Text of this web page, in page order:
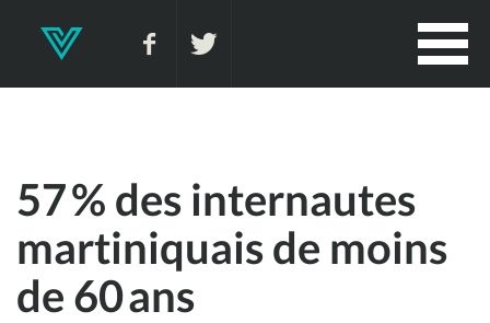
57 % des internautes
martiniquais de moins
de 60 ans